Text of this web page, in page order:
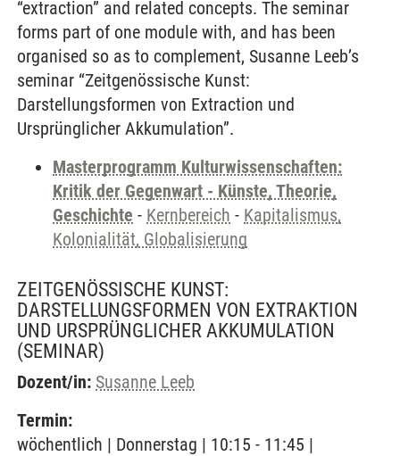
“extraction” and related concepts. The seminar
forms part of one module with, and has been
organised so as to complement, Susanne Leeb’s
seminar “Zeitgenössische Kunst:
Darstellungsformen von Extraction und
Ursprünglicher Akkumulation”.
Masterprogramm Kulturwissenschaften:
Kritik der Gegenwart - Künste, Theorie,
Geschichte - Kernbereich - Kapitalismus,
Kolonialität, Globalisierung
ZEITGENÖSSISCHE KUNST:
DARSTELLUNGSFORMEN VON EXTRAKTION
UND URSPRÜNGLICHER AKKUMULATION
(SEMINAR)
Dozent/in: Susanne Leeb
Termin:
wöchentlich | Donnerstag | 10:15 - 11:45 |